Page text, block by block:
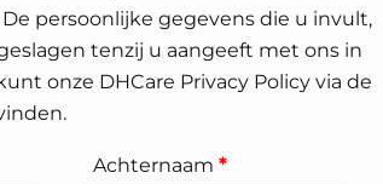
persoonlijke gegevens die u invult,
tenzij u aangeeft met ons in
onze DHCare Privacy Policy via de
Achternaam*